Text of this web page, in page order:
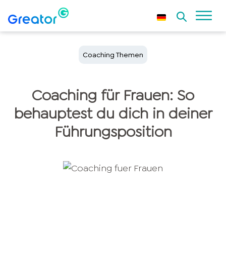
Coaching Themen
Coaching für Frauen: So
behauptest du dich in deiner
Führungsposition